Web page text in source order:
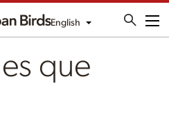
English
que